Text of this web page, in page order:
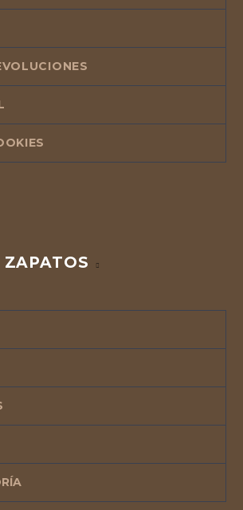
ZAPATOS